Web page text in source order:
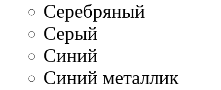
Серебряный
Серый
Синий
Синий металлик